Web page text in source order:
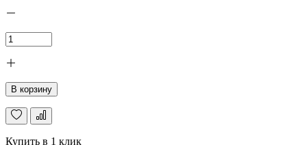
В корзину
Купить в 1 клик